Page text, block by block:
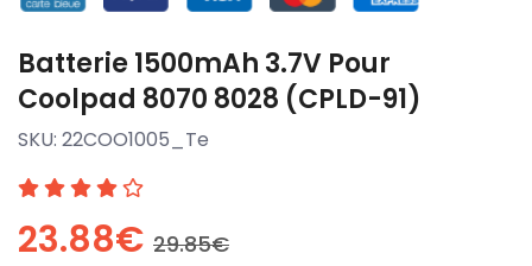
Batterie 1500mAh 3.7V Pour
Coolpad 8070 8028 (CPLD-91)
SKU: 22COO1005_Te
23.88€ 29.85€